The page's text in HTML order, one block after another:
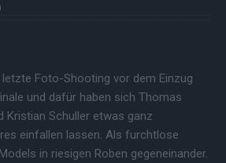
Foto-Shooting vor dem Einzug
und dafür haben sich Thomas
Kristian Schuller etwas ganz
einfallen lassen. Als furchtlose
in riesigen Roben gegeneinander.